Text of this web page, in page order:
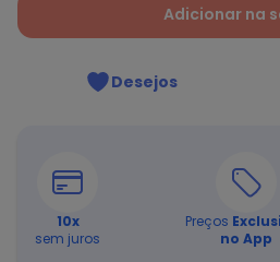
Adicionar na
Desejos
10x
sem juros
Preços
no App